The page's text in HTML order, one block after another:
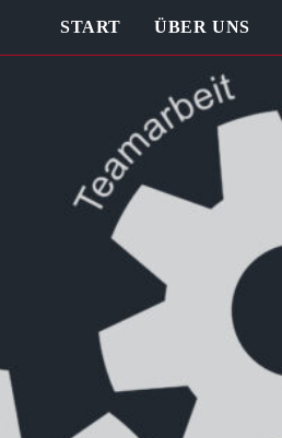
START ÜBER UNS